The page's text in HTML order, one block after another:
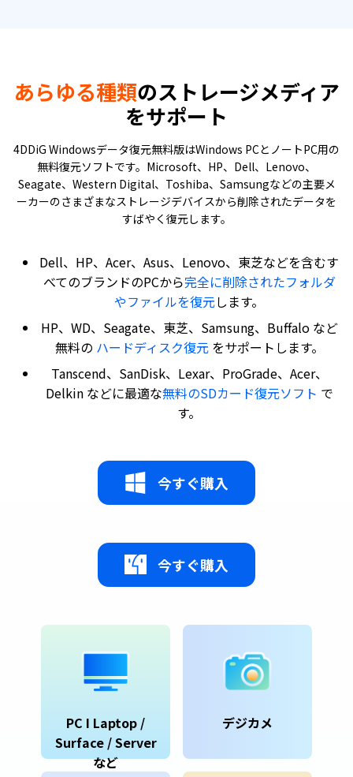
あらゆる種類のストレージメディア
をサポート
4DDiG Windowsデータ復元無料版はWindows PCとノートPC用の
無料復元ソフトです。Microsoft、HP、Dell、Lenovo、
Seagate、Western Digital、Toshiba、Samsungなどの主要メ
ーカーのさまざまなストレージデバイスから削除されたデータを
すばやく復元します。
Dell、HP、Acer、Asus、Lenovo、東芝などを含むす
べてのブランドのPCから完全に削除されたフォルダ
やファイルを復元します。
HP、WD、Seagate、東芝、Samsung、Buffalo など
無料の ハードディスク復元をサポートします。
Tanscend、SanDisk、Lexar、ProGrade、Acer、
Delkin などに最適な無料のSDカード復元ソフト で
す。
今すぐ購入
今すぐ購入
PC I Laptop /
Surface / Server
など
デジカメ